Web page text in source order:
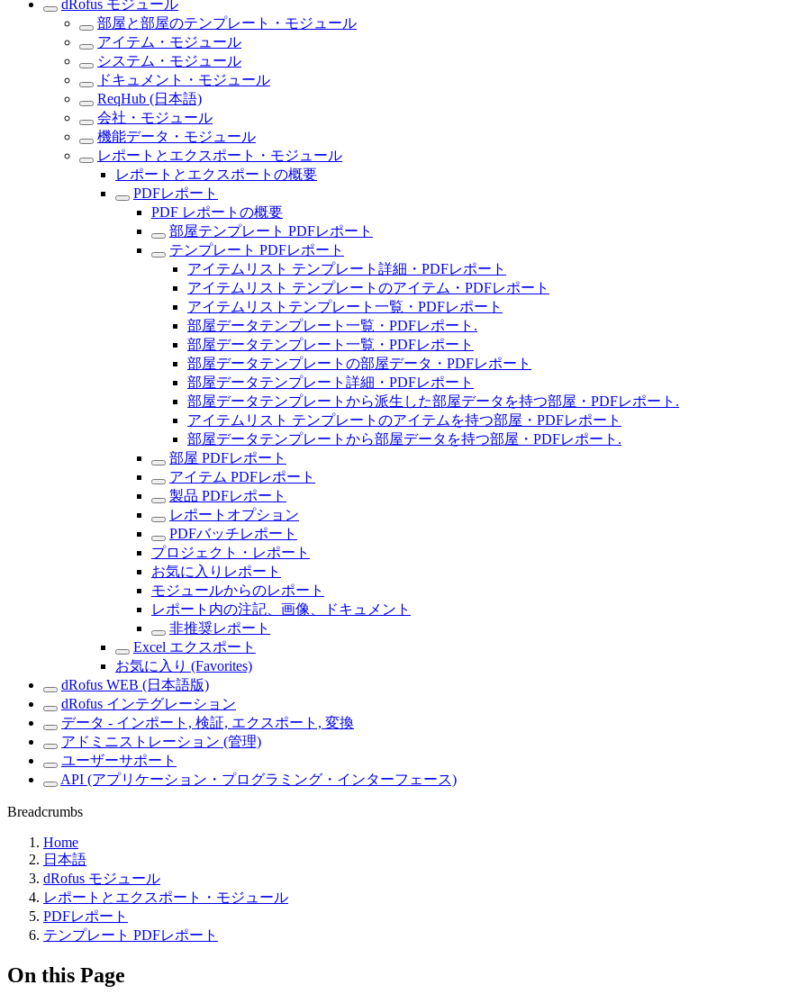
dRofus モジュール
部屋と部屋のテンプレート・モジュール
アイテム・モジュール
システム・モジュール
ドキュメント・モジュール
ReqHub (日本語)
会社・モジュール
機能データ・モジュール
レポートとエクスポート・モジュール
レポートとエクスポートの概要
PDFレポート
PDF レポートの概要
部屋テンプレート PDFレポート
テンプレート PDFレポート
アイテムリスト テンプレート詳細・PDFレポート
アイテムリスト テンプレートのアイテム・PDFレポート
アイテムリストテンプレート一覧・PDFレポート
部屋データテンプレート一覧・PDFレポート.
部屋データテンプレート一覧・PDFレポート
部屋データテンプレートの部屋データ・PDFレポート
部屋データテンプレート詳細・PDFレポート
部屋データテンプレートから派生した部屋データを持つ部屋・PDFレポート.
アイテムリスト テンプレートのアイテムを持つ部屋・PDFレポート
部屋データテンプレートから部屋データを持つ部屋・PDFレポート.
部屋 PDFレポート
アイテム PDFレポート
製品 PDFレポート
レポートオプション
PDFバッチレポート
プロジェクト・レポート
お気に入りレポート
モジュールからのレポート
レポート内の注記、画像、ドキュメント
非推奨レポート
Excel エクスポート
お気に入り (Favorites)
dRofus WEB (日本語版)
dRofus インテグレーション
データ - インポート, 検証, エクスポート, 変換
アドミニストレーション (管理)
ユーザーサポート
API (アプリケーション・プログラミング・インターフェース)
Breadcrumbs
Home
日本語
dRofus モジュール
レポートとエクスポート・モジュール
PDFレポート
テンプレート PDFレポート
On this Page